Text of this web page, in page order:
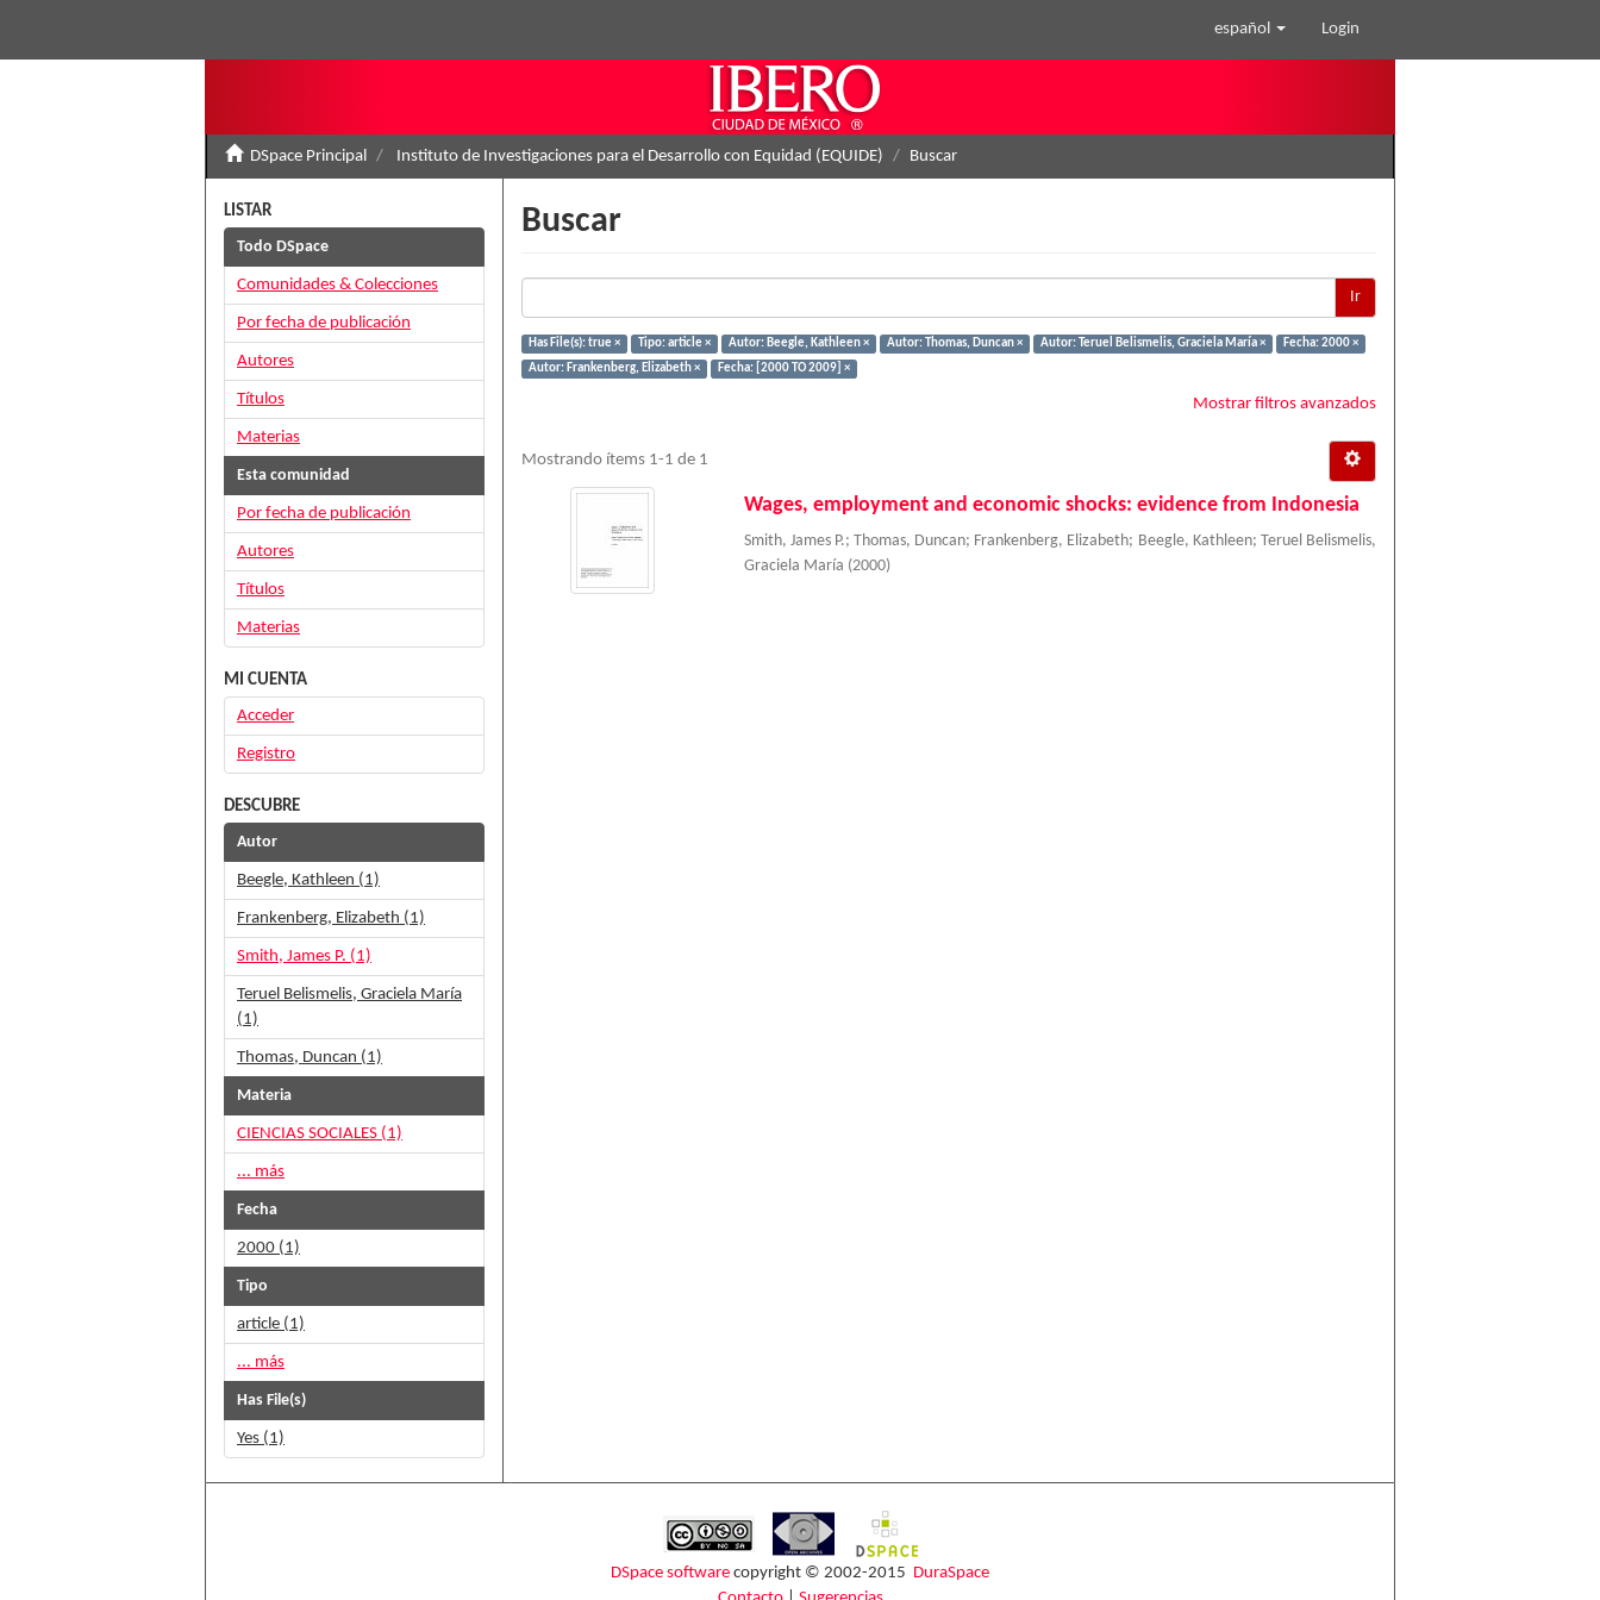
español Login
DSpace Principal Instituto de Investigaciones para el Desarrollo con Equidad (EQUIDE) Buscar
Buscar
Ir
Has File(s): true × Tipo: article × Autor: Beegle, Kathleen × Autor: Thomas, Duncan × Autor: Teruel Belismelis, Graciela María ×
Fecha: 2000 ×
Autor: Frankenberg, Elizabeth ×
Fecha: [2000 TO 2009] ×
Mostrar filtros avanzados
Mostrando ítems 1-1 de 1
Wages, employment and economic shocks: evidence from Indonesia
Smith, James P.;Thomas, Duncan; Frankenberg, Elizabeth; Beegle, Kathleen; Teruel Belismelis,
Graciela María (2000)
LISTAR
Todo DSpace
Comunidades & Colecciones
Por fecha de publicación
Autores
Títulos
Materias
Esta comunidad
Por fecha de publicación
Autores
Títulos
Materias
MI CUENTA
Acceder
Registro
DESCUBRE
Autor
Beegle, Kathleen (1)
Frankenberg, Elizabeth (1)
Smith, James P. (1)
Teruel Belismelis, Graciela María
(1)
Thomas, Duncan (1)
Materia
CIENCIAS SOCIALES (1)
... más
Fecha
2000 (1)
Tipo
article (1)
... más
Has File(s)
Yes (1)
DSpace software copyright © 2002-2015 DuraSpace